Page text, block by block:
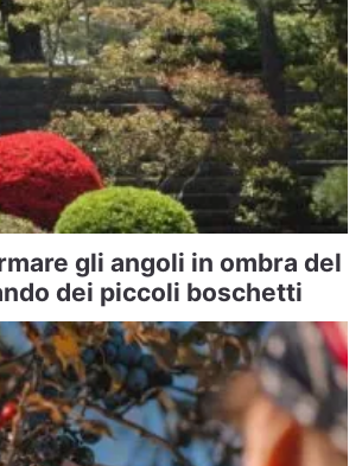
gli angoli in ombra del
dei piccoli boschetti